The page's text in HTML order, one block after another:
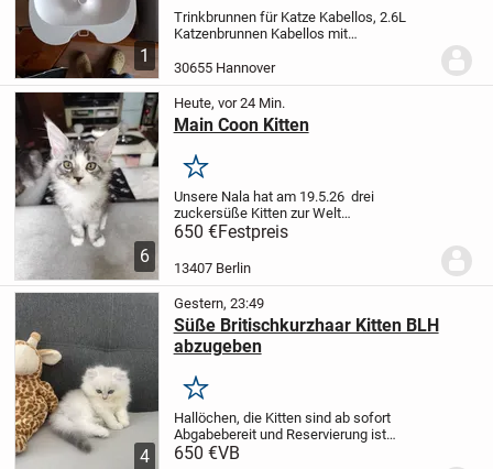
1
Wasserpumpe, Katzenbrunnen für
den Innenbereich
Trinkbrunnen für Katze Kabellos, 2.6L
Katzenbrunnen Kabellos mit
Katzentrinkbrunnen, 3000mAh, Leise
Wasserpumpe, Katzenbrunnen für den
Innenbereich Batteriebetriebe...
30655 Hannover
6
Heute, vor 24 Min.
Main Coon Kitten
Merken
Unsere Nala hat am 19.5.26 drei
zuckersüße Kitten zur Welt
gebracht,davon suchen noch zwei Kater
ein für immer Zuhause! Die kleinen sind
jetzt 11 Wochen alt ,wurden schon
650 €Festpreis
13407 Berlin
4
Gestern, 23:49
Süße Britischkurzhaar Kitten BLH
abzugeben
Merken
Hallöchen, die Kitten sind ab sofort
Abgabebereit und Reservierung ist
möglich.Am 14. April 2026 hat unsere
650 €VB